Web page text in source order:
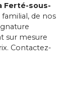
Ferté-sous-
de nos
sur mesure
Contactez-